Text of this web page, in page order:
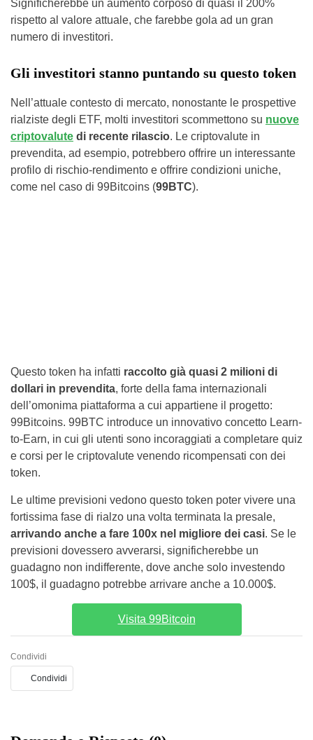
Significherebbe un aumento corposo di quasi il 200%
rispetto al valore attuale, che farebbe gola ad un gran
numero di investitori.
Gli investitori stanno puntando su questo token
Nell’attuale contesto di mercato, nonostante le prospettive
rialziste degli ETF, molti investitori scommettono su nuove
criptovalute di recente rilascio. Le criptovalute in
prevendita, ad esempio, potrebbero offrire un interessante
profilo di rischio-rendimento e offrire condizioni uniche,
come nel caso di 99Bitcoins (99BTC).
Questo token ha infatti raccolto già quasi 2 milioni di
dollari in prevendita, forte della fama internazionali
dell’omonima piattaforma a cui appartiene il progetto:
99Bitcoins. 99BTC introduce un innovativo concetto Learn-
to-Earn, in cui gli utenti sono incoraggiati a completare quiz
e corsi per le criptovalute venendo ricompensati con dei
token.
Le ultime previsioni vedono questo token poter vivere una
fortissima fase di rialzo una volta terminata la presale,
arrivando anche a fare 100x nel migliore dei casi. Se le
previsioni dovessero avverarsi, significherebbe un
guadagno non indifferente, dove anche solo investendo
100$, il guadagno potrebbe arrivare anche a 10.000$.
Visita 99Bitcoin
Condividi
Condividi